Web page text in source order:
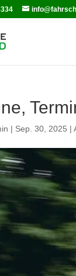
| Sep. 30, 2025 |